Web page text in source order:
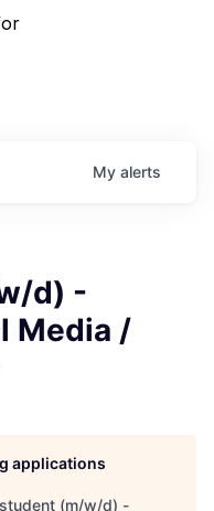
My alerts
d) -
Media /
applications
(m/w/d) -